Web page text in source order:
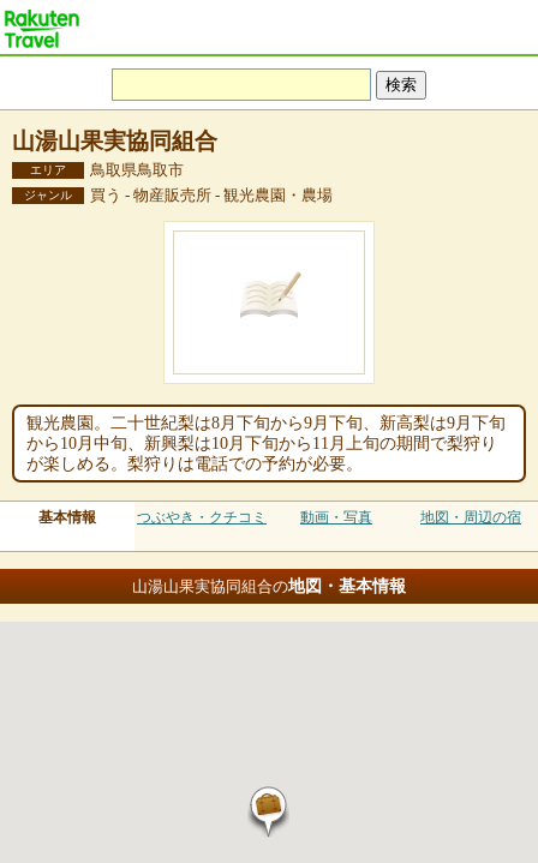
山湯山果実協同組合
エリア 鳥取県鳥取市
ジャンル 買う - 物産販売所 - 観光農園・農場
観光農園。二十世紀梨は8月下旬から9月下旬、新高梨は9月下旬
から10月中旬、新興梨は10月下旬から11月上旬の期間で梨狩り
が楽しめる。梨狩りは電話での予約が必要。
基本情報 つぶやき・クチコミ 動画・写真 地図・周辺の宿
山湯山果実協同組合の地図・基本情報